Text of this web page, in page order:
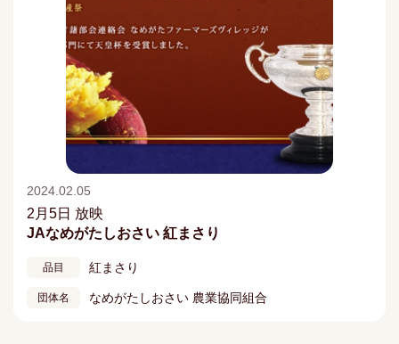
2024.02.05
2月5日 放映
JAなめがたしおさい 紅まさり
品目 紅まさり
団体名 なめがたしおさい 農業協同組合